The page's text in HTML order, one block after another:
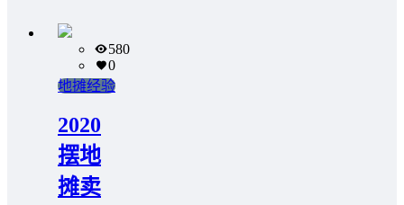
580
0
地摊经验
2020
摆地
摊卖